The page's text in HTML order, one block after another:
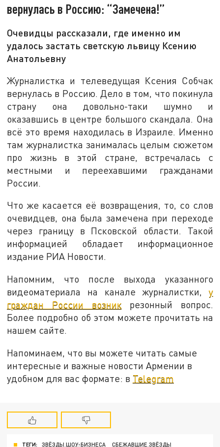
вернулась в Россию: “Замечена!”
Очевидцы рассказали, где именно им
удалось застать светскую львицу Ксению
Анатольевну
Журналистка и телеведущая Ксения Собчак
вернулась в Россию. Дело в том, что покинула
страну она довольно-таки шумно и
оказавшись в центре большого скандала. Она
всё это время находилась в Израиле. Именно
там журналистка занималась целым сюжетом
про жизнь в этой стране, встречалась с
местными и переехавшими гражданами
России.
Что же касается её возвращения, то, со слов
очевидцев, она была замечена при переходе
через границу в Псковской области. Такой
информацией обладает информационное
издание РИА Новости.
Напомним, что после выхода указанного
видеоматериала на канале журналистки, у
граждан России возник резонный вопрос.
Более подробно об этом можете прочитать на
нашем сайте.
Напоминаем, что вы можете читать самые
интересные и важные новости Армении в
удобном для вас формате: в Telegram
ТЕГИ: ЗВЁЗДЫ ШОУ-БИЗНЕСА
СБЕЖАВШИЕ ЗВЁЗДЫ